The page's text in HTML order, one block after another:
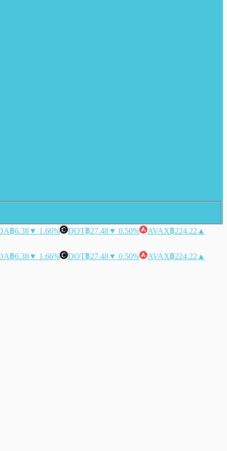
฿6.38▼ 1.66% DOT฿27.48▼ 0.50% AVAX฿224.22 ▲
฿6.38▼ 1.66% DOT฿27.48▼ 0.50% AVAX฿224.22 ▲